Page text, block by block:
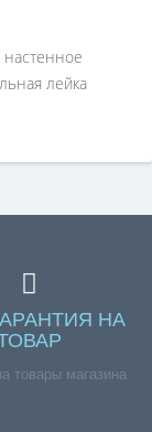
настенное
лейка
НА
товары магазина